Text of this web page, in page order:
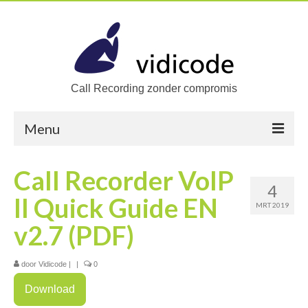
Call Recording zonder compromis
Menu
Oplossingen
Zoek een oplossing
Producten
Call Recorders
4
MRT 2019
Call Recorder VoIP
II Quick Guide EN
v2.7 (PDF)
door Vidicode | | 0
Download